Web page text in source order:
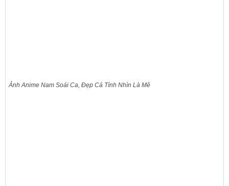
Ảnh Anime Nam Soái Ca, Đẹp Cá Tính Nhìn Là Mê